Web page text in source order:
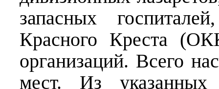
запасных
Красного Креста
организаций. Всего
мест. Из указанных